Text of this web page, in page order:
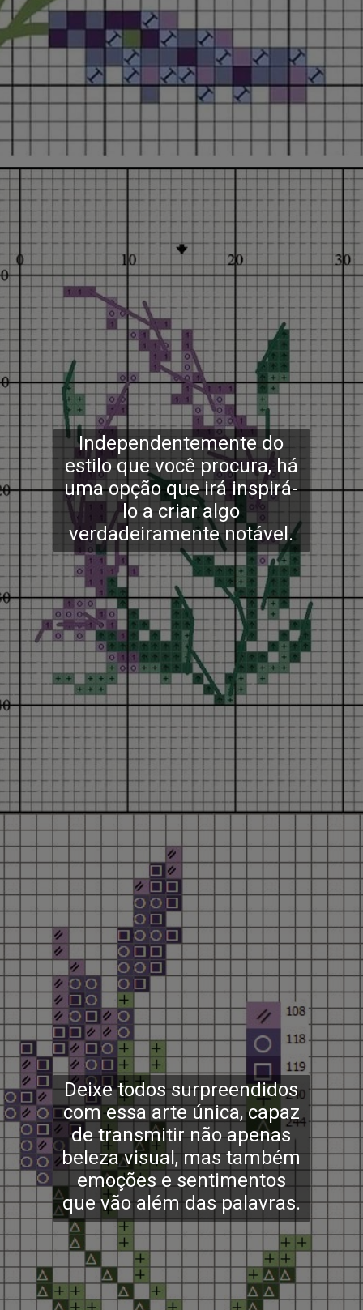
Opening https://bordadosdalea.com.br/flores-de-lavanda-em-ponto-cruz
Independentemente do
estilo que você procura, há
uma opção que irá inspirá-
lo a criar algo
verdadeiramente notável.
Opening https://bordadosdalea.com.br/flores-de-lavanda-em-ponto-cruz
Deixe todos surpreendidos
com essa arte única, capaz
de transmitir não apenas
beleza visual, mas também
emoções e sentimentos
que vão além das palavras.